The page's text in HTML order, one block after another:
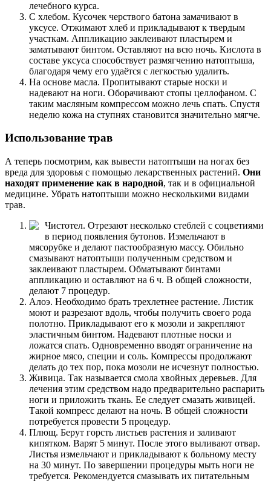
лечебного курса.
С хлебом. Кусочек черствого батона замачивают в
уксусе. Отжимают хлеб и прикладывают к твердым
участкам. Аппликацию заклеивают пластырем и
заматывают бинтом. Оставляют на всю ночь. Кислота в
составе уксуса способствует размягчению натоптыша,
благодаря чему его удаётся с легкостью удалить.
На основе масла. Пропитывают старые носки и
надевают на ноги. Оборачивают стопы целлофаном. С
таким масляным компрессом можно лечь спать. Спустя
неделю кожа на ступнях становится значительно мягче.
Использование трав
А теперь посмотрим, как вывести натоптыши на ногах без
вреда для здоровья с помощью лекарственных растений. Они
находят применение как в народной, так и в официальной
медицине. Убрать натоптыши можно несколькими видами
трав.
Чистотел. Отрезают несколько стеблей с соцветиями
в период появления бутонов. Измельчают в
мясорубке и делают пастообразную массу. Обильно
смазывают натоптыши полученным средством и
заклеивают пластырем. Обматывают бинтами
аппликацию и оставляют на 6 ч. В общей сложности,
делают 7 процедур.
Алоэ. Необходимо брать трехлетнее растение. Листик
моют и разрезают вдоль, чтобы получить своего рода
полотно. Прикладывают его к мозоли и закрепляют
эластичным бинтом. Надевают плотные носки и
ложатся спать. Одновременно вводят ограничение на
жирное мясо, специи и соль. Компрессы продолжают
делать до тех пор, пока мозоли не исчезнут полностью.
Живица. Так называется смола хвойных деревьев. Для
лечения этим средством надо предварительно распарить
ноги и приложить ткань. Ее следует смазать живицей.
Такой компресс делают на ночь. В общей сложности
потребуется провести 5 процедур.
Плющ. Берут горсть листьев растения и заливают
кипятком. Варят 5 минут. После этого выливают отвар.
Листья измельчают и прикладывают к больному месту
на 30 минут. По завершении процедуры мыть ноги не
требуется. Рекомендуется смазывать их питательным